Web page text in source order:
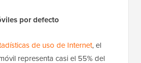
por defecto
de uso de Internet, el
representa casi el 55% del